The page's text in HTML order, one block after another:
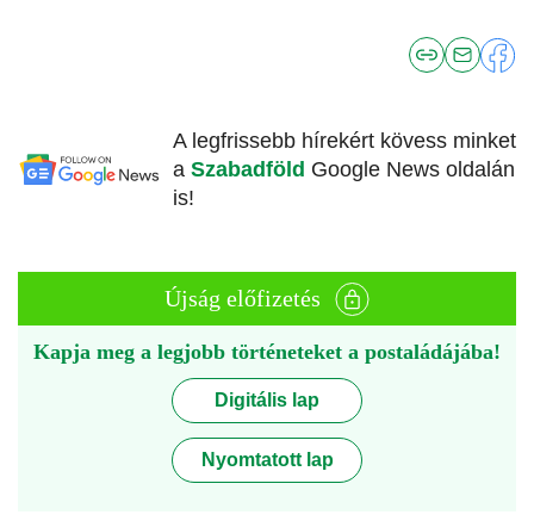
A legfrissebb hírekért kövess minket
a Szabadföld Google News oldalán
is!
Újság előfizetés
Kapja meg a legjobb történeteket a postaládájába!
Digitális lap
Nyomtatott lap